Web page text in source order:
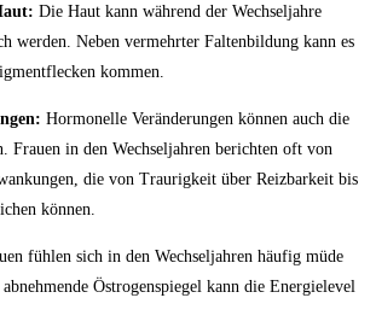
Die Haut kann während‍ der Wechseljahre
werden. ‍Neben vermehrter Faltenbildung kann ⁣es
⁤kommen.
Hormonelle ​Veränderungen können auch die‍
Frauen in‌ den Wechseljahren berichten oft von
die⁢ von Traurigkeit über Reizbarkeit bis
können.
fühlen sich in den Wechseljahren häufig müde
Östrogenspiegel kann die Energielevel